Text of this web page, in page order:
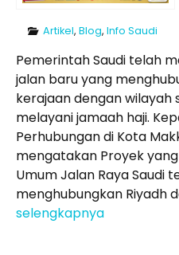
Artikel, Blog, Info Saudi
Pemerintah Saudi telah
jalan baru yang
kerajaan dengan wilayah
melayani jamaah haji.
Perhubungan di Kota
mengatakan Proyek
Umum Jalan Raya Saudi
menghubungkan Riyadh
selengkapnya